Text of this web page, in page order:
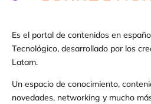
Es el portal de contenidos en
Tecnológico, desarrollado por los
Latam.
Un espacio de conocimiento,
novedades, networking y mucho